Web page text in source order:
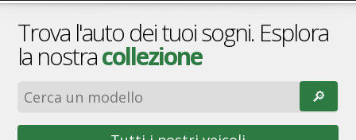
Trova l'auto dei tuoi sogni. Esplora
la nostracollezione
🔎︎